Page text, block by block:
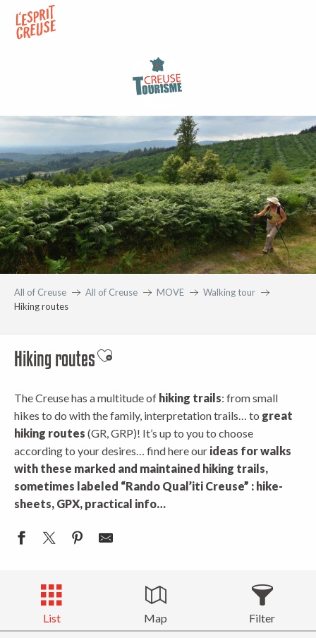
contenu
All of Creuse All of Creuse MOVE
Walking tour
Hiking routes
Hiking routesAjouter aux favoris
The Creuse has a multitude of hiking trails: from small
hikes to do with the family, interpretation trails… to great
hiking routes (GR, GRP)! It’s up to you to choose
according to your desires… find here our ideas for walks
with these marked and maintained hiking trails,
sometimes labeled “Rando Qual’iti Creuse” : hike-
sheets, GPX, practical info…
List Map Filter